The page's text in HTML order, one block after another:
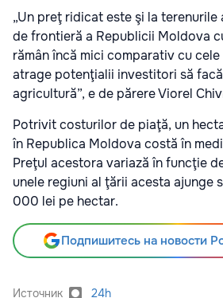
„Un preţ ridicat este şi la
de frontieră a Republicii Moldova
rămân încă mici comparativ cu
atrage potenţialii investitori să
agricultură”, e de părere Viorel
Potrivit costurilor de piaţă, un
în Republica Moldova costă în
Preţul acestora variază în funcţie
unele regiuni al ţării acesta ajunge
000 lei pe hectar.
Подпишитесь на новости
Источник 24h